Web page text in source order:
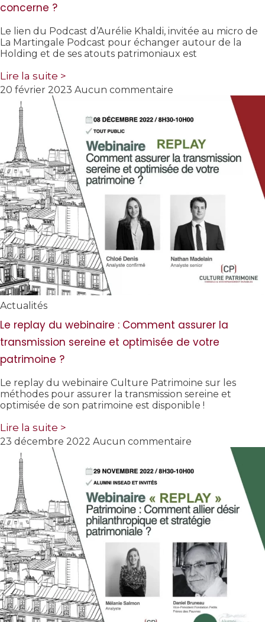
concerne ?
Le lien du Podcast d’Aurélie Khaldi, invitée au micro de
La Martingale Podcast pour échanger autour de la
Holding et de ses atouts patrimoniaux est
Lire la suite >
20 février 2023 Aucun commentaire
Actualités
Le replay du webinaire : Comment assurer la
transmission sereine et optimisée de votre
patrimoine ?
Le replay du webinaire Culture Patrimoine sur les
méthodes pour assurer la transmission sereine et
optimisée de son patrimoine est disponible !
Lire la suite >
23 décembre 2022 Aucun commentaire